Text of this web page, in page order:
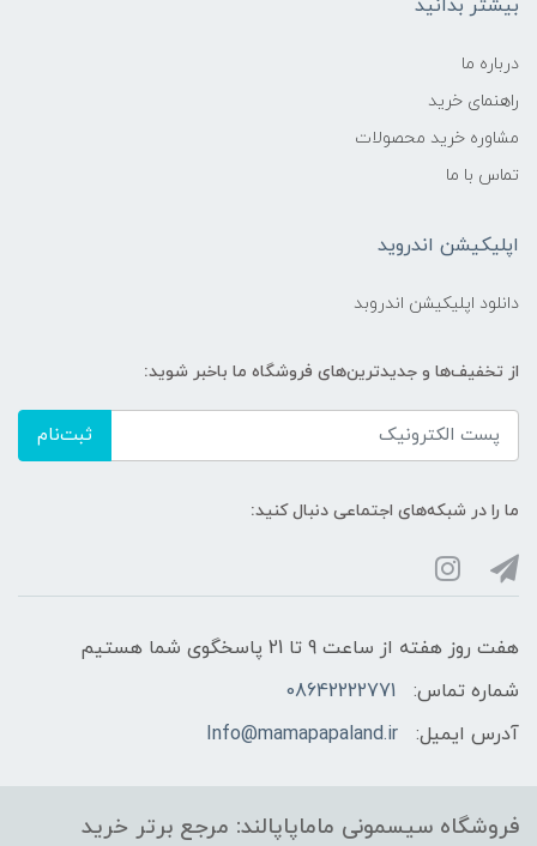
بیشتر بدانید
درباره ما
راهنمای خرید
مشاوره خرید محصولات
تماس با ما
اپلیکیشن اندروید
دانلود اپلیکیشن اندروبد
از تخفیف‌ها و جدیدترین‌های فروشگاه ما باخبر شوید:
ثبت‌نام
ما را در شبکه‌های اجتماعی دنبال کنید:
هفت روز هفته از ساعت 9 تا 21 پاسخگوی شما هستیم
شماره تماس:
08642222771
آدرس ایمیل:
Info@mamapapaland.ir
فروشگاه سیسمونی ماماپاپالند: مرجع برتر خرید